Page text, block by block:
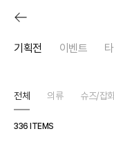
기획전 이벤트
전체 의류 슈즈/잡
336 ITEMS